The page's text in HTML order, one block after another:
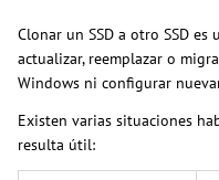
Clonar un SSD a otro SSD
actualizar, reemplazar o
Windows ni configurar
Existen varias situaciones
resulta útil: